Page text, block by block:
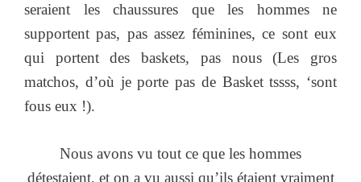
seraient les chaussures que les hommes ne
supportent pas, pas assez féminines, ce sont eux
qui portent des baskets, pas nous (Les gros
matchos, d’où je porte pas de Basket tssss, ‘sont
fous eux !).
Nous avons vu tout ce que les hommes
détestaient, et on a vu aussi qu’ils étaient vraiment